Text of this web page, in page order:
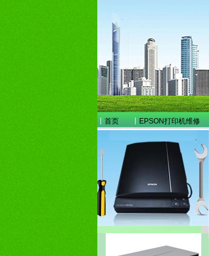
首页 EPSON打印机维修